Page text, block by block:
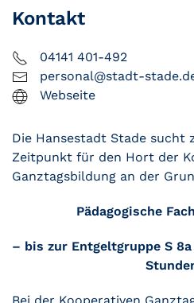
Kontakt
04141 401-492
personal@stadt-
Webseite
Die Hansestadt Stade sucht
Zeitpunkt für den Hort der
Ganztagsbildung an der
Pädagogische
– bis zur Entgeltgruppe S